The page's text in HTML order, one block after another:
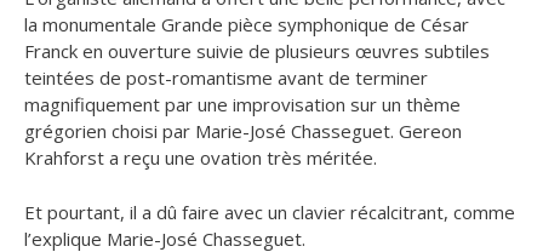
la monumentale Grande pièce symphonique de César
Franck en ouverture suivie de plusieurs œuvres subtiles
teintées de post-romantisme avant de terminer
magnifiquement par une improvisation sur un thème
grégorien choisi par Marie-José Chasseguet. Gereon
Krahforst a reçu une ovation très méritée.
Et pourtant, il a dû faire avec un clavier récalcitrant, comme
l’explique Marie-José Chasseguet.